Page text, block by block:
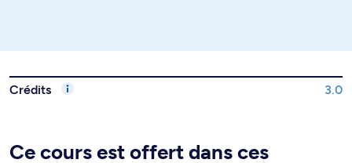
Crédits 3.0
Ce cours est offert dans ces